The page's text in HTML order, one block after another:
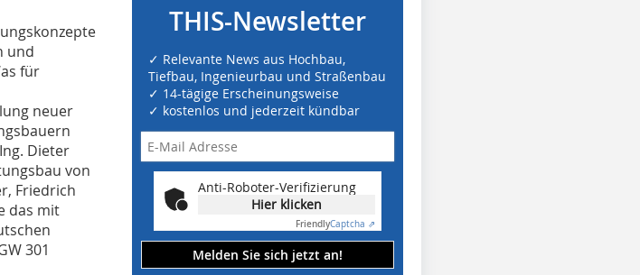
und
für
neuer
Dieter
von
Friedrich
das mit
301
THIS-Newsletter
✓ Relevante News aus Hochbau,
Tiefbau, Ingenieurbau und Straßenbau
✓ 14-tägige Erscheinungsweise
✓ kostenlos und jederzeit kündbar
Anti-Roboter-Verifizierung
Hier klicken
FriendlyCaptcha ⇗
Melden Sie sich jetzt an!